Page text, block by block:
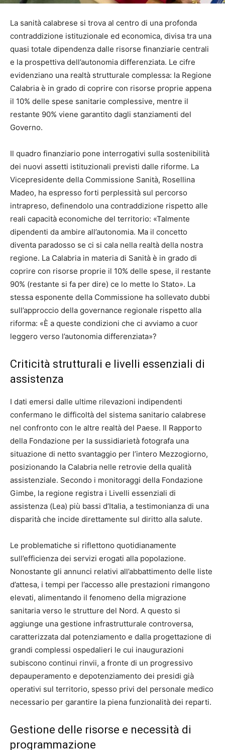
La sanità calabrese si trova al centro di una profonda
contraddizione istituzionale ed economica, divisa tra una
quasi totale dipendenza dalle risorse finanziarie centrali
e la prospettiva dell’autonomia differenziata. Le cifre
evidenziano una realtà strutturale complessa: la Regione
Calabria è in grado di coprire con risorse proprie appena
il 10% delle spese sanitarie complessive, mentre il
restante 90% viene garantito dagli stanziamenti del
Governo.
Il quadro finanziario pone interrogativi sulla sostenibilità
dei nuovi assetti istituzionali previsti dalle riforme. La
Vicepresidente della Commissione Sanità, Rosellina
Madeo, ha espresso forti perplessità sul percorso
intrapreso, definendolo una contraddizione rispetto alle
reali capacità economiche del territorio: «Talmente
dipendenti da ambire all’autonomia. Ma il concetto
diventa paradosso se ci si cala nella realtà della nostra
regione. La Calabria in materia di Sanità è in grado di
coprire con risorse proprie il 10% delle spese, il restante
90% (restante si fa per dire) ce lo mette lo Stato». La
stessa esponente della Commissione ha sollevato dubbi
sull’approccio della governance regionale rispetto alla
riforma: «È a queste condizioni che ci avviamo a cuor
leggero verso l’autonomia differenziata»?
Criticità strutturali e livelli essenziali di
assistenza
I dati emersi dalle ultime rilevazioni indipendenti
confermano le difficoltà del sistema sanitario calabrese
nel confronto con le altre realtà del Paese. Il Rapporto
della Fondazione per la sussidiarietà fotografa una
situazione di netto svantaggio per l’intero Mezzogiorno,
posizionando la Calabria nelle retrovie della qualità
assistenziale. Secondo i monitoraggi della Fondazione
Gimbe, la regione registra i Livelli essenziali di
assistenza (Lea) più bassi d’Italia, a testimonianza di una
disparità che incide direttamente sul diritto alla salute.
Le problematiche si riflettono quotidianamente
sull’efficienza dei servizi erogati alla popolazione.
Nonostante gli annunci relativi all’abbattimento delle liste
d’attesa, i tempi per l’accesso alle prestazioni rimangono
elevati, alimentando il fenomeno della migrazione
sanitaria verso le strutture del Nord. A questo si
aggiunge una gestione infrastrutturale controversa,
caratterizzata dal potenziamento e dalla progettazione di
grandi complessi ospedalieri le cui inaugurazioni
subiscono continui rinvii, a fronte di un progressivo
depauperamento e depotenziamento dei presidi già
operativi sul territorio, spesso privi del personale medico
necessario per garantire la piena funzionalità dei reparti.
Gestione delle risorse e necessità di
programmazione